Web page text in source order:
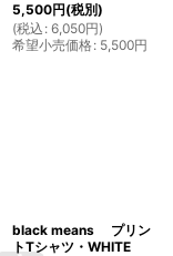
5,500円(税別)
(税込 : 6,050円)
希望小売価格: 5,500円
black means プリン
トTシャツ・WHITE